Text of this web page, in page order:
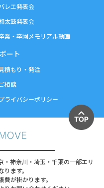
レエ発表会
太鼓発表会
業・卒園メモリアル動画
ート
見積もり・発注
相談
ライバシーポリシー
・神奈川・埼玉・千葉の一部エリ
ます。
が掛かります。